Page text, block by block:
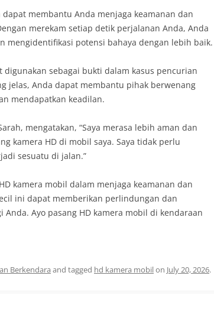
membantu Anda menjaga keamanan dan
merekam setiap detik perjalanan Anda, Anda
mengidentifikasi potensi bahaya dengan lebih baik.
sebagai bukti dalam kasus pencurian
jelas, Anda dapat membantu pihak berwenang
mendapatkan keadilan.
mengatakan, “Saya merasa lebih aman dan
kamera HD di mobil saya. Saya tidak perlu
sesuatu di jalan.”
kamera mobil dalam menjaga keamanan dan
ini dapat memberikan perlindungan dan
Ayo pasang HD kamera mobil di kendaraan
Berkendara and tagged hd kamera mobilon July 20, 2026.